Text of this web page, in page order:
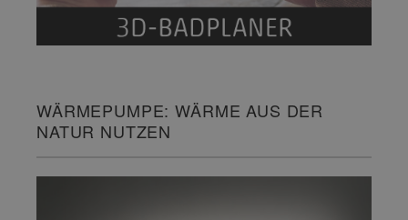
WÄRMEPUMPE: WÄRME AUS DER
NATUR NUTZEN